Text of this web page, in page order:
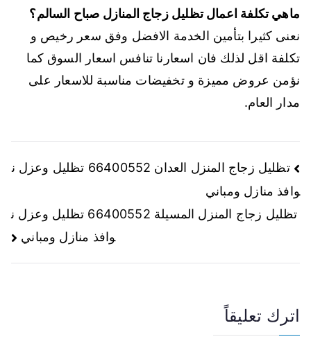
ماهي تكلفة اعمال تظليل زجاج المنازل صباح السالم؟
نعنى كثيرا بتأمين الخدمة الافضل وفق سعر رخيص و
تكلفة اقل لذلك فان اسعارنا تنافس اسعار السوق كما
نؤمن عروض مميزة و تخفيضات مناسبة للاسعار على
مدار العام.
تظليل زجاج المنزل العدان 66400552 تظليل وعزل ن
وافذ منازل ومباني
تظليل زجاج المنزل المسيلة 66400552 تظليل وعزل ن
وافذ منازل ومباني
اترك تعليقاً